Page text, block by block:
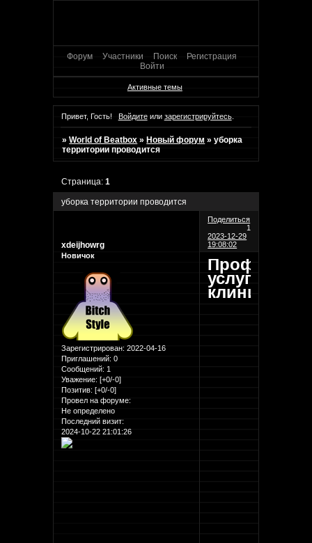
Форум Участники Поиск
Регистрация
Войти
Активные темы
Привет, Гость! Войдитеили зарегистрируйтесь.
»World of Beatbox »Новый форум »уборка
территории проводится
уборка территории проводится
Страница:1
Поделиться
1
2023-12-29
19:08:02
xdeijhowrg
Новичок
Зарегистрирован: 2022-04-16
Приглашений: 0
Сообщений: 1
Уважение: [+0/-0]
Позитив: [+0/-0]
Провел на форуме:
Не определено
Последний визит:
2024-10-22 21:01:26
услуги
клининга